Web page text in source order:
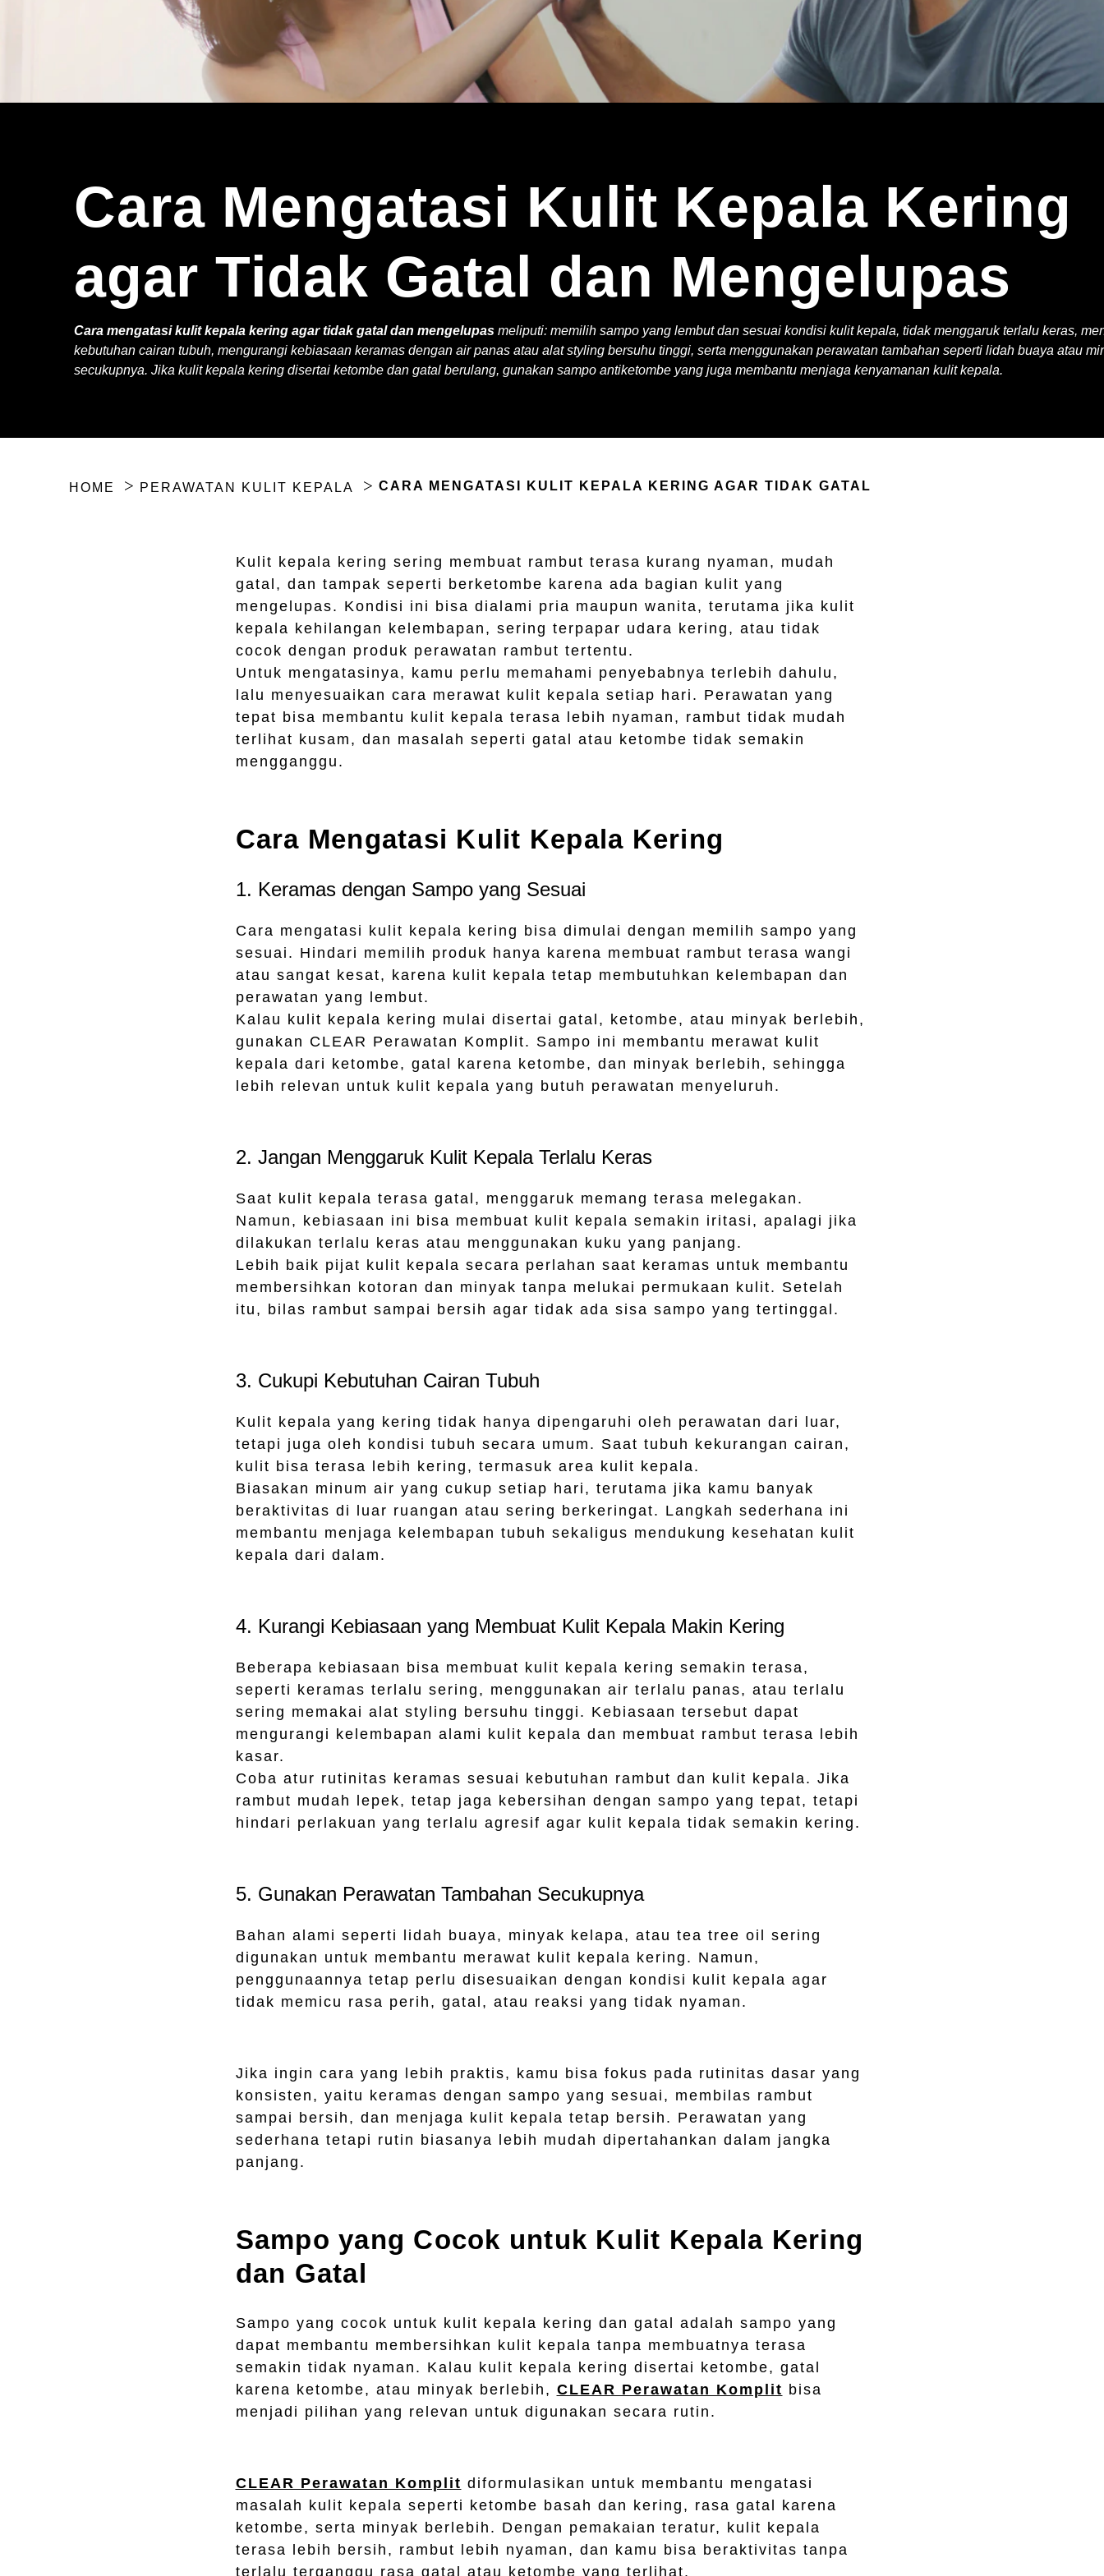
Cara Mengatasi Kulit Kepala Kering
agar Tidak Gatal dan Mengelupas
Cara mengatasi kulit kepala kering agar tidak gatal dan mengelupas meliputi: memilih sampo yang lembut dan sesuai kondisi kulit kepala, tidak menggaruk terlalu keras,
kebutuhan cairan tubuh, mengurangi kebiasaan keramas dengan air panas atau alat styling bersuhu tinggi, serta menggunakan perawatan tambahan seperti lidah buaya atau
secukupnya. Jika kulit kepala kering disertai ketombe dan gatal berulang, gunakan sampo antiketombe yang juga membantu menjaga kenyamanan kulit kepala.
HOME PERAWATAN KULIT KEPALA CARA MENGATASI KULIT KEPALA KERING AGAR TIDAK GATAL
Kulit kepala kering sering membuat rambut terasa kurang nyaman, mudah
gatal, dan tampak seperti berketombe karena ada bagian kulit yang
mengelupas. Kondisi ini bisa dialami pria maupun wanita, terutama jika kulit
kepala kehilangan kelembapan, sering terpapar udara kering, atau tidak
cocok dengan produk perawatan rambut tertentu.
Untuk mengatasinya, kamu perlu memahami penyebabnya terlebih dahulu,
lalu menyesuaikan cara merawat kulit kepala setiap hari. Perawatan yang
tepat bisa membantu kulit kepala terasa lebih nyaman, rambut tidak mudah
terlihat kusam, dan masalah seperti gatal atau ketombe tidak semakin
mengganggu.
Cara Mengatasi Kulit Kepala Kering
1. Keramas dengan Sampo yang Sesuai
Cara mengatasi kulit kepala kering bisa dimulai dengan memilih sampo yang
sesuai. Hindari memilih produk hanya karena membuat rambut terasa wangi
atau sangat kesat, karena kulit kepala tetap membutuhkan kelembapan dan
perawatan yang lembut.
Kalau kulit kepala kering mulai disertai gatal, ketombe, atau minyak berlebih,
gunakan CLEAR Perawatan Komplit. Sampo ini membantu merawat kulit
kepala dari ketombe, gatal karena ketombe, dan minyak berlebih, sehingga
lebih relevan untuk kulit kepala yang butuh perawatan menyeluruh.
2. Jangan Menggaruk Kulit Kepala Terlalu Keras
Saat kulit kepala terasa gatal, menggaruk memang terasa melegakan.
Namun, kebiasaan ini bisa membuat kulit kepala semakin iritasi, apalagi jika
dilakukan terlalu keras atau menggunakan kuku yang panjang.
Lebih baik pijat kulit kepala secara perlahan saat keramas untuk membantu
membersihkan kotoran dan minyak tanpa melukai permukaan kulit. Setelah
itu, bilas rambut sampai bersih agar tidak ada sisa sampo yang tertinggal.
3. Cukupi Kebutuhan Cairan Tubuh
Kulit kepala yang kering tidak hanya dipengaruhi oleh perawatan dari luar,
tetapi juga oleh kondisi tubuh secara umum. Saat tubuh kekurangan cairan,
kulit bisa terasa lebih kering, termasuk area kulit kepala.
Biasakan minum air yang cukup setiap hari, terutama jika kamu banyak
beraktivitas di luar ruangan atau sering berkeringat. Langkah sederhana ini
membantu menjaga kelembapan tubuh sekaligus mendukung kesehatan kulit
kepala dari dalam.
4. Kurangi Kebiasaan yang Membuat Kulit Kepala Makin Kering
Beberapa kebiasaan bisa membuat kulit kepala kering semakin terasa,
seperti keramas terlalu sering, menggunakan air terlalu panas, atau terlalu
sering memakai alat styling bersuhu tinggi. Kebiasaan tersebut dapat
mengurangi kelembapan alami kulit kepala dan membuat rambut terasa lebih
kasar.
Coba atur rutinitas keramas sesuai kebutuhan rambut dan kulit kepala. Jika
rambut mudah lepek, tetap jaga kebersihan dengan sampo yang tepat, tetapi
hindari perlakuan yang terlalu agresif agar kulit kepala tidak semakin kering.
5. Gunakan Perawatan Tambahan Secukupnya
Bahan alami seperti lidah buaya, minyak kelapa, atau tea tree oil sering
digunakan untuk membantu merawat kulit kepala kering. Namun,
penggunaannya tetap perlu disesuaikan dengan kondisi kulit kepala agar
tidak memicu rasa perih, gatal, atau reaksi yang tidak nyaman.
Jika ingin cara yang lebih praktis, kamu bisa fokus pada rutinitas dasar yang
konsisten, yaitu keramas dengan sampo yang sesuai, membilas rambut
sampai bersih, dan menjaga kulit kepala tetap bersih. Perawatan yang
sederhana tetapi rutin biasanya lebih mudah dipertahankan dalam jangka
panjang.
Sampo yang Cocok untuk Kulit Kepala Kering
dan Gatal
Sampo yang cocok untuk kulit kepala kering dan gatal adalah sampo yang
dapat membantu membersihkan kulit kepala tanpa membuatnya terasa
semakin tidak nyaman. Kalau kulit kepala kering disertai ketombe, gatal
karena ketombe, atau minyak berlebih, CLEAR Perawatan Komplit bisa
menjadi pilihan yang relevan untuk digunakan secara rutin.
CLEAR Perawatan Komplit diformulasikan untuk membantu mengatasi
masalah kulit kepala seperti ketombe basah dan kering, rasa gatal karena
ketombe, serta minyak berlebih. Dengan pemakaian teratur, kulit kepala
terasa lebih bersih, rambut lebih nyaman, dan kamu bisa beraktivitas tanpa
terlalu terganggu rasa gatal atau ketombe yang terlihat.